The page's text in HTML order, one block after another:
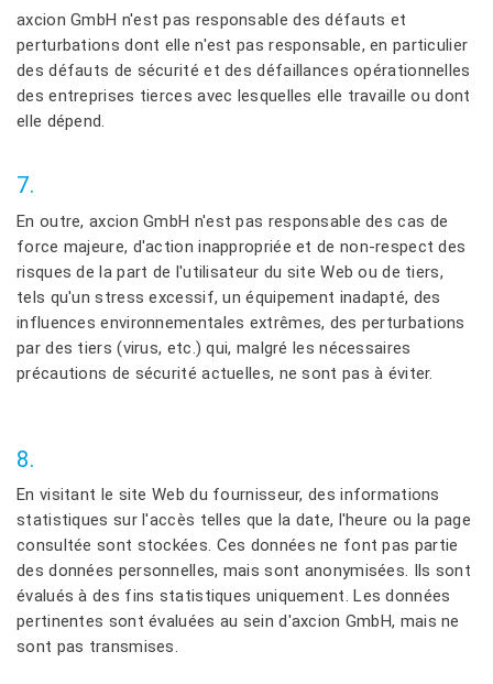
axcion GmbH n'est pas responsable des défauts et
perturbations dont elle n'est pas responsable, en particulier
des défauts de sécurité et des défaillances opérationnelles
des entreprises tierces avec lesquelles elle travaille ou dont
elle dépend.
7.
En outre, axcion GmbH n'est pas responsable des cas de
force majeure, d'action inappropriée et de non-respect des
risques de la part de l'utilisateur du site Web ou de tiers,
tels qu'un stress excessif, un équipement inadapté, des
influences environnementales extrêmes, des perturbations
par des tiers (virus, etc.) qui, malgré les nécessaires
précautions de sécurité actuelles, ne sont pas à éviter.
8.
En visitant le site Web du fournisseur, des informations
statistiques sur l'accès telles que la date, l'heure ou la page
consultée sont stockées. Ces données ne font pas partie
des données personnelles, mais sont anonymisées. Ils sont
évalués à des fins statistiques uniquement. Les données
pertinentes sont évaluées au sein d'axcion GmbH, mais ne
sont pas transmises.